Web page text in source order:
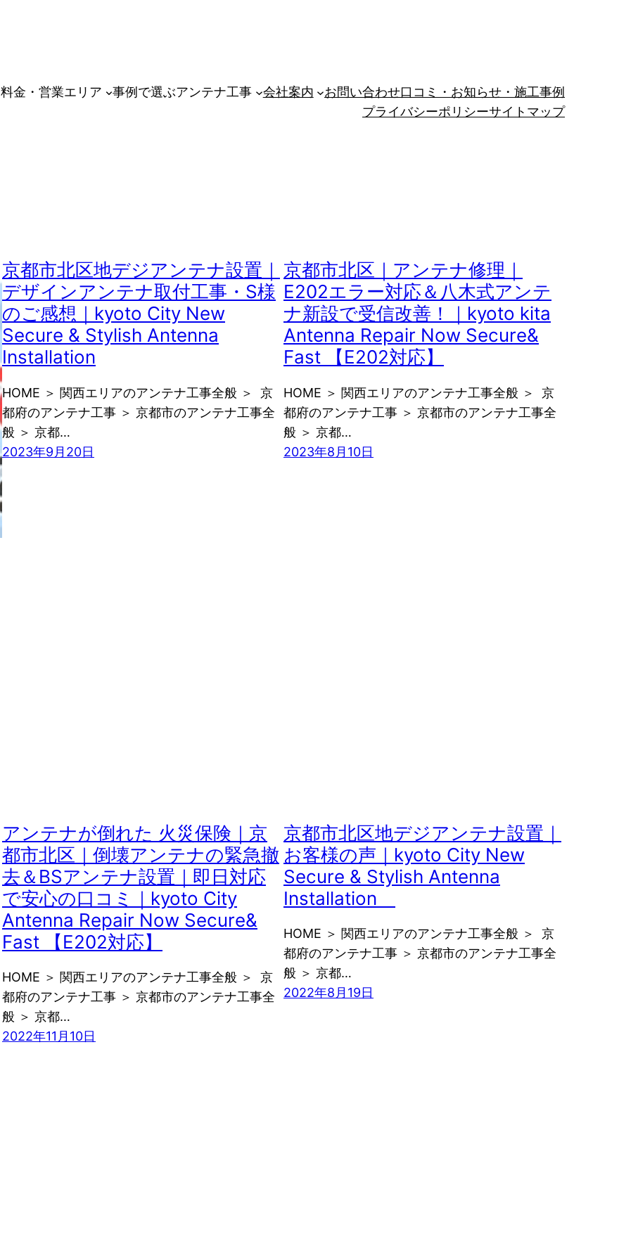
料金・営業エリア 事例で選ぶアンテナ工事 会社案内 お問い合わせ口コミ・お知らせ・施工事例
プライバシーポリシーサイトマップ
京都市北区地デジアンテナ設置｜
デザインアンテナ取付工事・S様
のご感想｜kyoto City New
Secure & Stylish Antenna
Installation
HOME ＞ 関西エリアのアンテナ工事全般 ＞ 京
都府のアンテナ工事 ＞ 京都市のアンテナ工事全
般 ＞ 京都…
2023年9月20日
京都市北区｜アンテナ修理｜
E202エラー対応＆八木式アンテ
ナ新設で受信改善！｜kyoto kita
Antenna Repair Now Secure&
Fast 【E202対応】
HOME ＞ 関西エリアのアンテナ工事全般 ＞ 京
都府のアンテナ工事 ＞ 京都市のアンテナ工事全
般 ＞ 京都…
2023年8月10日
アンテナが倒れた 火災保険｜京
都市北区｜倒壊アンテナの緊急撤
去＆BSアンテナ設置｜即日対応
で安心の口コミ｜kyoto City
Antenna Repair Now Secure&
Fast 【E202対応】
HOME ＞ 関西エリアのアンテナ工事全般 ＞ 京
都府のアンテナ工事 ＞ 京都市のアンテナ工事全
般 ＞ 京都…
2022年11月10日
京都市北区地デジアンテナ設置｜
お客様の声｜kyoto City New
Secure & Stylish Antenna
Installation
HOME ＞ 関西エリアのアンテナ工事全般 ＞ 京
都府のアンテナ工事 ＞ 京都市のアンテナ工事全
般 ＞ 京都…
2022年8月19日